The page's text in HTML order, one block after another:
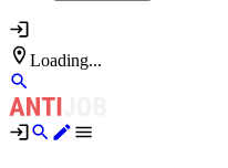
Loading...